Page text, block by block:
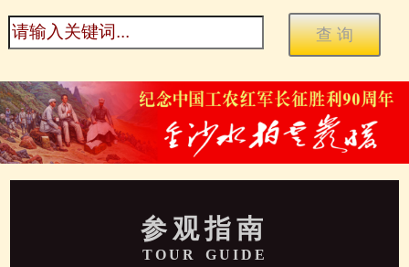
参观指南
TOUR GUIDE